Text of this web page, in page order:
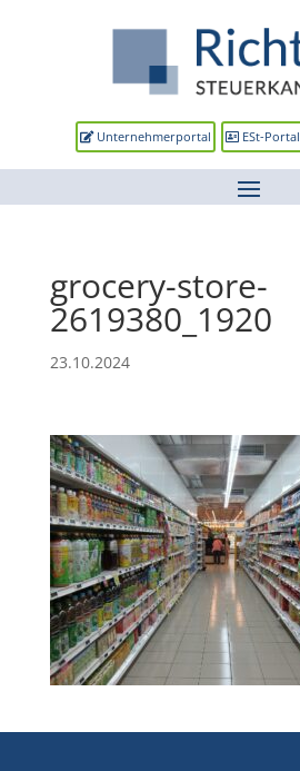
Unternehmerportal ESt-Portal
grocery-store-
2619380_1920
23.10.2024